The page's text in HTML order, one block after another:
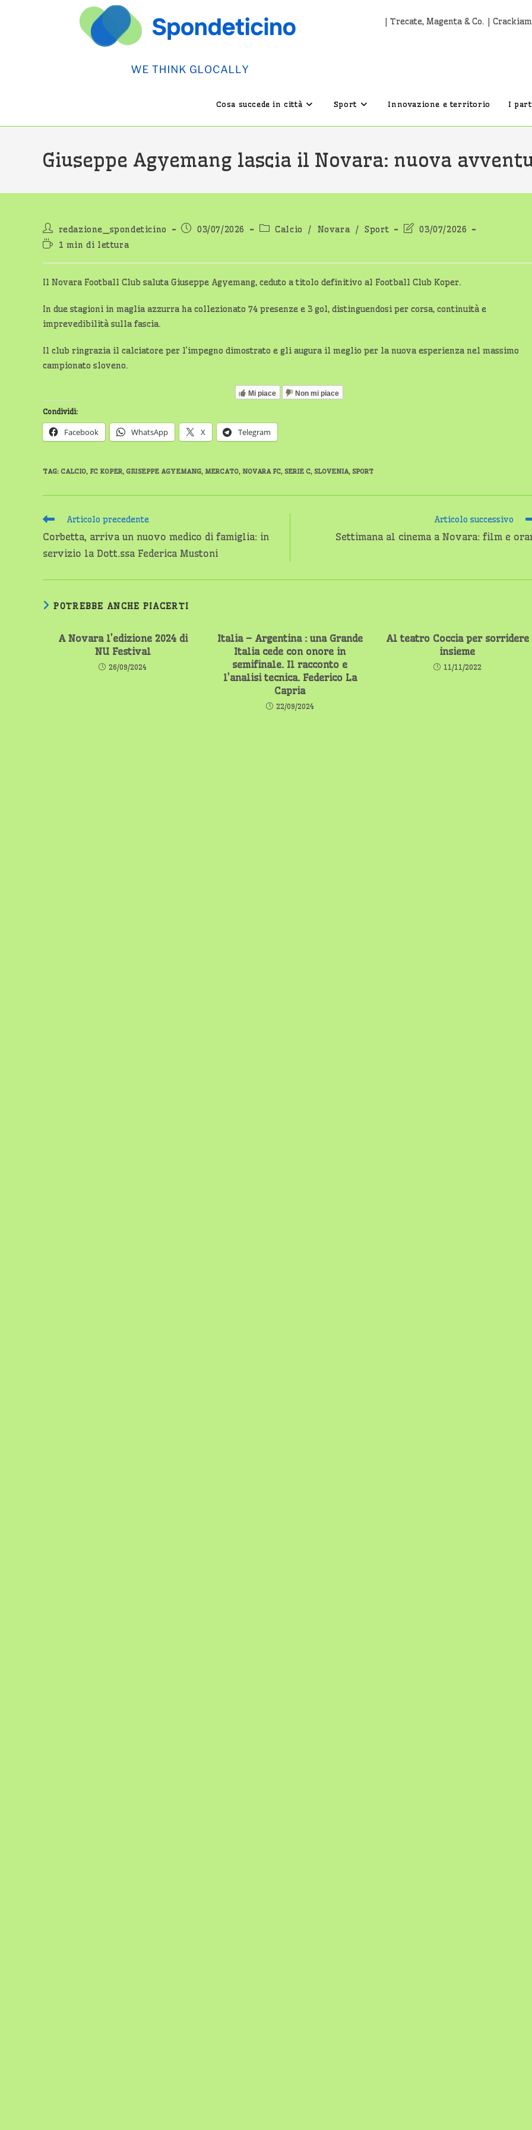
| Trecate, Magenta & Co. |
Cosa succede in città Sport Innovazione e territorio I
Giuseppe Agyemang lascia il Novara: nuova
Autore
dell'articolo:
redazione_spondeticino
Articolo
03/07/2026
Categoria
Calcio / Novara / Sport
Ultima03/07/2026
Tempo
lettura:
1 min di lettura
Il Novara Football Club saluta Giuseppe Agyemang, ceduto a titolo definitivo al Football Club Koper.
In due stagioni in maglia azzurra ha collezionato 74 presenze e 3 gol, distinguendosi per corsa, continuità e
imprevedibilità sulla fascia.
Il club ringrazia il calciatore per l’impegno dimostrato e gli augura il meglio per la nuova esperienza nel massimo
campionato sloveno.
Mi piace Non mi piace
Condividi:
Facebook WhatsApp X Telegram
TAG: CALCIO, FC KOPER, GIUSEPPE AGYEMANG, MERCATO, NOVARA FC, SERIE C, SLOVENIA, SPORT
Leggi
articoli
Articolo precedente
Corbetta, arriva un nuovo medico di famiglia: in
servizio la Dott.ssa Federica Mustoni
Articolo successivo
Settimana al cinema a Novara: film e
POTREBBE ANCHE PIACERTI
A Novara l’edizione 2024 di
NU Festival
26/09/2024
Italia – Argentina : una Grande
Italia cede con onore in
semifinale. Il racconto e
l’analisi tecnica. Federico La
Capria
22/09/2024
Al teatro Coccia per sorridere
insieme
11/11/2022